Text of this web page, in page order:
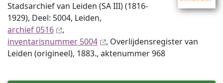
Stadsarchief van Leiden (SA III) (1816-
1929), Deel: 5004, Leiden,
archief 0516
,
inventaris­num­mer 5004
, Overlijdensregister van
Leiden (origineel), 1883., aktenummer 968